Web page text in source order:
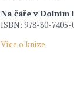
Na čáře v Dolním
ISBN: 978-80-7405-
Více o knize